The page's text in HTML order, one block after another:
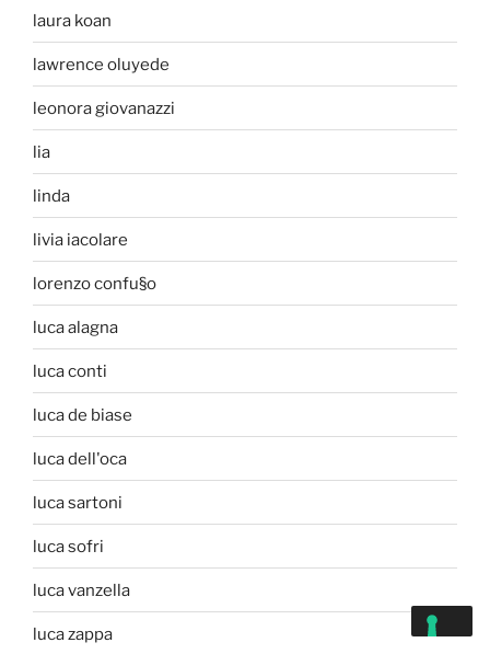
laura koan
lawrence oluyede
leonora giovanazzi
lia
linda
livia iacolare
lorenzo confu§o
luca alagna
luca conti
luca de biase
luca dell'oca
luca sartoni
luca sofri
luca vanzella
luca zappa